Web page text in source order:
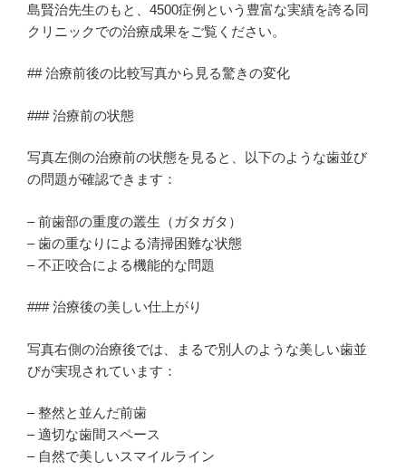
島賢治先生のもと、4500症例という豊富な実績を誇る同
クリニックでの治療成果をご覧ください。
## 治療前後の比較写真から見る驚きの変化
### 治療前の状態
写真左側の治療前の状態を見ると、以下のような歯並び
の問題が確認できます：
– 前歯部の重度の叢生（ガタガタ）
– 歯の重なりによる清掃困難な状態
– 不正咬合による機能的な問題
### 治療後の美しい仕上がり
写真右側の治療後では、まるで別人のような美しい歯並
びが実現されています：
– 整然と並んだ前歯
– 適切な歯間スペース
– 自然で美しいスマイルライン